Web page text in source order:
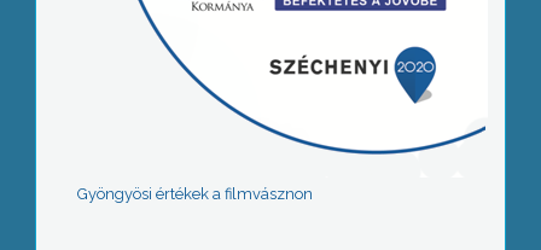
Gyöngyösi értékek a filmvásznon